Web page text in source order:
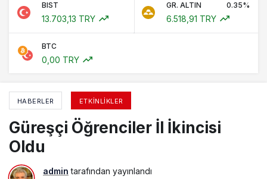
BIST
13.703,13 TRY
GR. ALTIN 0.35%
6.518,91 TRY
BTC
0,00 TRY
HABERLER ETKINLIKLER
Güreşçi Öğrenciler İl İkincisi
Oldu
admin tarafından yayınlandı